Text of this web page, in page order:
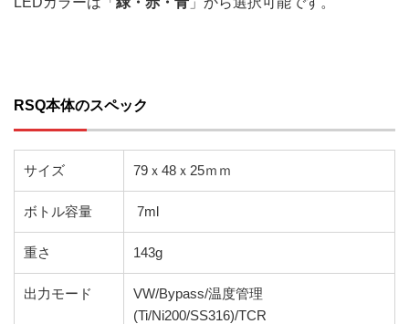
RSQ本体のスペック
サイズ 79ｘ48ｘ25ｍｍ
ボトル容量 7ml
重さ 143g
出力モード
VW/Bypass/温度管理
(Ti/Ni200/SS316)/TCR